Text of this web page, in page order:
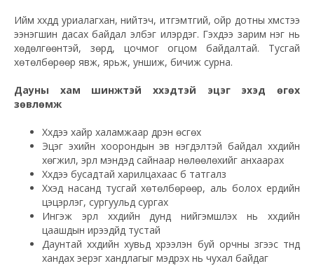
Ийм хүүхдүүд уриалагхан, нийтэч, итгэмтгий, ойр дотны хүмүүстээ
ээнэгшин дасах байдал элбэг илэрдэг. Гэхдээ зарим нэг нь
хөдөлгөөнтэй, зөрүүд, цочмог огцом байдалтай. Тусгай
хөтөлбөрөөр явж, ярьж, уншиж, бичиж сурна.
Дауны хам шинжтэй хүүхэдтэй эцэг эхэд өгөх
зөвлөмж
Хүүхдээ хайр халамжаар дүүрэн өсгөх
Эцэг эхийн хоорондын эв нэгдэлтэй байдал хүүхдийн
хөгжил, эрүүл мэндэд сайнаар нөлөөлөхийг анхаарах
Хүүхдээ бусадтай харилцахаас бүү татгалз
Хүүхэд насанд тусгай хөтөлбөрөөр, аль болох ердийн
цэцэрлэг, сургуульд сургах
Ингэж эрүүл хүүхдийн дунд нийгэмшүүлэх нь хүүхдийн
цаашдын ирээдүйд тустай
Даунтай хүүхдийн хувьд хүрээлэн буй орчны зүгээс түүнд
хандах эерэг хандлагыг мэдрэх нь чухал байдаг